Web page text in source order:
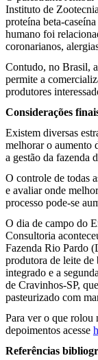
Instituto de
proteína beta-
humano foi
coronarianos,
Contudo, no Brasil,
permite a
produtores
Considerações
Existem diversas
melhorar o aumento
a gestão da fazenda
O controle de todas
e avaliar onde
processo pode-se
O dia de campo do
Consultoria
Fazenda Rio Pardo
produtora de leite de
integrado e a
de Cravinhos-SP,
pasteurizado com
Para ver o que rolou
depoimentos acesse
Referências